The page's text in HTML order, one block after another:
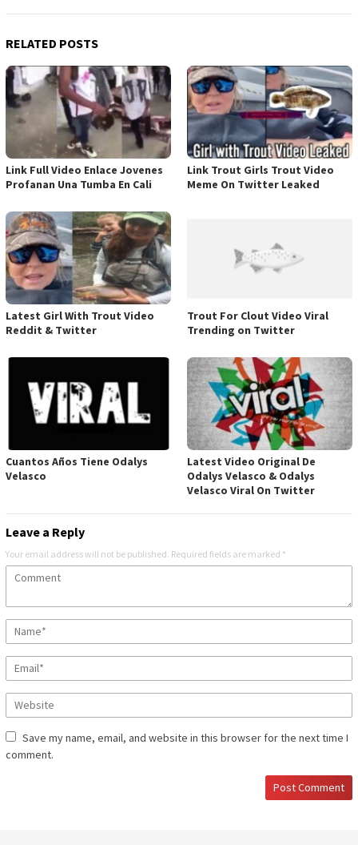
RELATED POSTS
Link Full Video Enlace Jovenes
Profanan Una Tumba En Cali
Link Trout Girls Trout Video
Meme On Twitter Leaked
Latest Girl With Trout Video
Reddit & Twitter
Trout For Clout Video Viral
Trending on Twitter
Cuantos Años Tiene Odalys
Velasco
Latest Video Original De
Odalys Velasco & Odalys
Velasco Viral On Twitter
Leave a Reply
Your email address will not be published. Required fields are marked *
Save my name, email, and website in this browser for the next time I
comment.